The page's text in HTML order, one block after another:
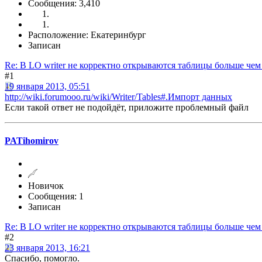
Сообщения: 3,410
Расположение: Екатеринбург
Записан
Re: В LO writer не корректно открываются таблицы больше чем
#1
19 января 2013, 05:51
http://wiki.forumooo.ru/wiki/Writer/Tables#.Импорт данных
Если такой ответ не подойдёт, приложите проблемный файл
PATihomirov
Новичок
Сообщения: 1
Записан
Re: В LO writer не корректно открываются таблицы больше чем
#2
23 января 2013, 16:21
Спасибо, помогло.